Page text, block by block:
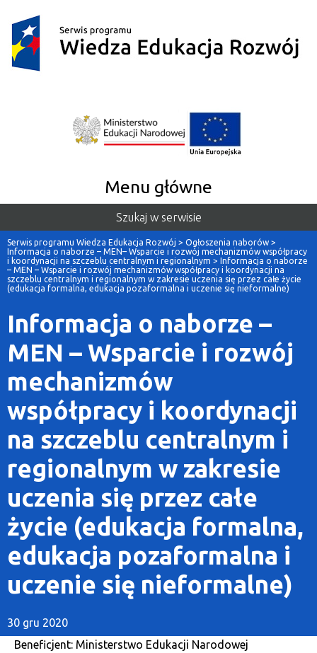
Menu główne
Szukaj w serwisie
Serwis programu Wiedza Edukacja Rozwój > Ogłoszenia naborów >
Informacja o naborze – MEN– Wsparcie i rozwój mechanizmów współpracy
i koordynacji na szczeblu centralnym i regionalnym > Informacja o naborze
– MEN – Wsparcie i rozwój mechanizmów współpracy i koordynacji na
szczeblu centralnym i regionalnym w zakresie uczenia się przez całe życie
(edukacja formalna, edukacja pozaformalna i uczenie się nieformalne)
Informacja o naborze –
MEN – Wsparcie i rozwój
mechanizmów
współpracy i koordynacji
na szczeblu centralnym i
regionalnym w zakresie
uczenia się przez całe
życie (edukacja formalna,
edukacja pozaformalna i
uczenie się nieformalne)
30 gru 2020
Beneficjent: Ministerstwo Edukacji Narodowej